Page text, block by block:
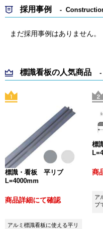
採用事例
まだ採用事例はありません。
標識看板の人気商品
標識・看板 平リブ
L=4000mm
商品詳細にて確認
アルミ標識看板に使える平リ
標
商
ア
ブ